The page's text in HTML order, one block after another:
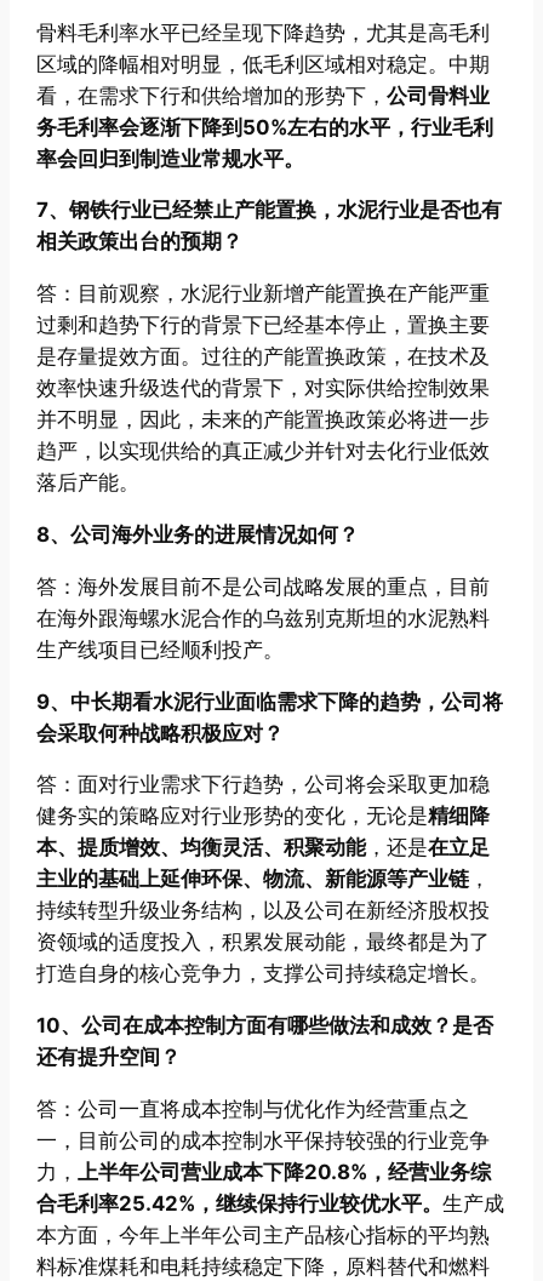
骨料毛利率水平已经呈现下降趋势，尤其是高毛利
区域的降幅相对明显，低毛利区域相对稳定。中期
看，在需求下行和供给增加的形势下，公司骨料业
务毛利率会逐渐下降到50%左右的水平，行业毛利
率会回归到制造业常规水平。
7、钢铁行业已经禁止产能置换，水泥行业是否也有
相关政策出台的预期？
答：目前观察，水泥行业新增产能置换在产能严重
过剩和趋势下行的背景下已经基本停止，置换主要
是存量提效方面。过往的产能置换政策，在技术及
效率快速升级迭代的背景下，对实际供给控制效果
并不明显，因此，未来的产能置换政策必将进一步
趋严，以实现供给的真正减少并针对去化行业低效
落后产能。
8、公司海外业务的进展情况如何？
答：海外发展目前不是公司战略发展的重点，目前
在海外跟海螺水泥合作的乌兹别克斯坦的水泥熟料
生产线项目已经顺利投产。
9、中长期看水泥行业面临需求下降的趋势，公司将
会采取何种战略积极应对？
答：面对行业需求下行趋势，公司将会采取更加稳
健务实的策略应对行业形势的变化，无论是精细降
本、提质增效、均衡灵活、积聚动能，还是在立足
主业的基础上延伸环保、物流、新能源等产业链 ，
持续转型升级业务结构，以及公司在新经济股权投
资领域的适度投入，积累发展动能，最终都是为了
打造自身的核心竞争力，支撑公司持续稳定增长。
10、公司在成本控制方面有哪些做法和成效？是否
还有提升空间？
答：公司一直将成本控制与优化作为经营重点之
一，目前公司的成本控制水平保持较强的行业竞争
力，上半年公司营业成本下降20.8%，经营业务综
合毛利率25.42%，继续保持行业较优水平。生产成
本方面，今年上半年公司主产品核心指标的平均熟
料标准煤耗和电耗持续稳定下降，原料替代和燃料